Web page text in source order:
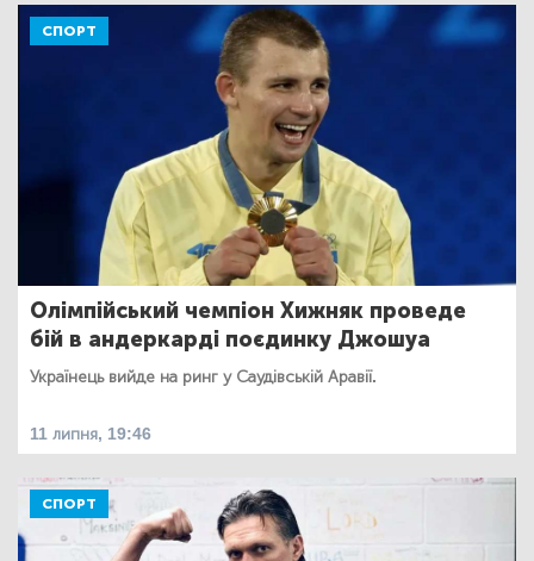
СПОРТ
Олімпійський чемпіон Хижняк проведе
бій в андеркарді поєдинку Джошуа
Українець вийде на ринг у Саудівській Аравії.
11 липня, 19:46
СПОРТ